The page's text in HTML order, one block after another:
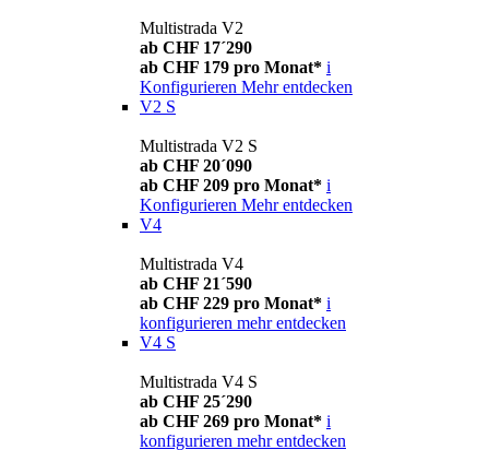
Multistrada V2
ab CHF 17´290
ab CHF 179 pro Monat* i
Konfigurieren Mehr entdecken
V2 S
Multistrada V2 S
ab CHF 20´090
ab CHF 209 pro Monat* i
Konfigurieren Mehr entdecken
V4
Multistrada V4
ab CHF 21´590
ab CHF 229 pro Monat* i
konfigurieren mehr entdecken
V4 S
Multistrada V4 S
ab CHF 25´290
ab CHF 269 pro Monat* i
konfigurieren mehr entdecken